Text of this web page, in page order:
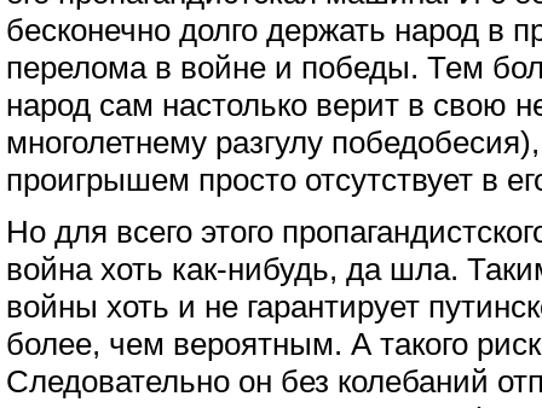
бесконечно долго держать народ в
перелома в войне и победы. Тем
народ сам настолько верит в свою
многолетнему разгулу
проигрышем просто отсутствует в
Но для всего этого
война хоть как-нибудь, да шла.
войны хоть и не гарантирует
более, чем вероятным. А такого
Следовательно он без колебаний